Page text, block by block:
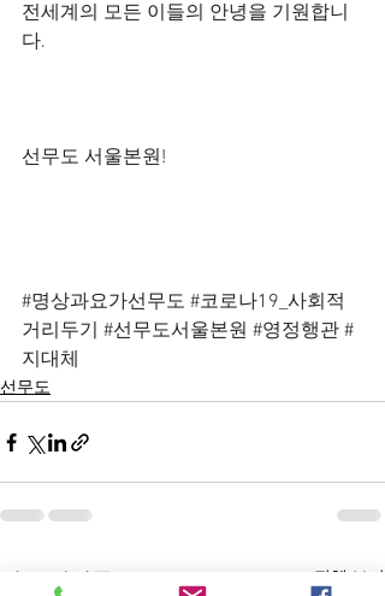
전세계의 모든 이들의 안녕을 기원합니
다.
선무도 서울본원!
#명상과요가선무도 #코로나19_사회적
거리두기 #선무도서울본원 #영정행관 #
지대체
선무도
최근 게시물 전체 보기